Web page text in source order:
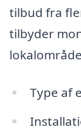
tilbud fra
tilbyder
Type af